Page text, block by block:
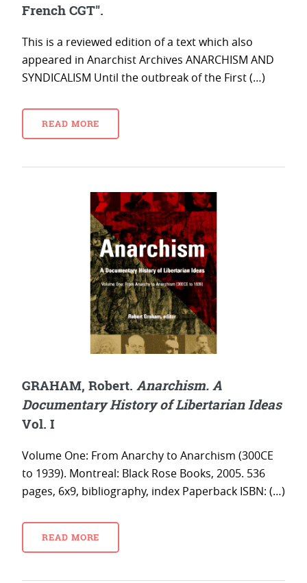
French CGT".
This is a reviewed edition of a text which also
appeared in Anarchist Archives ANARCHISM AND
SYNDICALISM Until the outbreak of the First (…)
READ MORE
GRAHAM, Robert. Anarchism. A
Documentary History of Libertarian Ideas
Vol. I
Volume One: From Anarchy to Anarchism (300CE
to 1939). Montreal: Black Rose Books, 2005. 536
pages, 6x9, bibliography, index Paperback ISBN: (…)
READ MORE